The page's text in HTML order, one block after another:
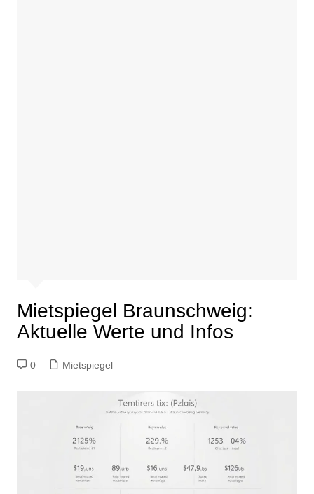
Mietspiegel Braunschweig:
Aktuelle Werte und Infos
0 Mietspiegel